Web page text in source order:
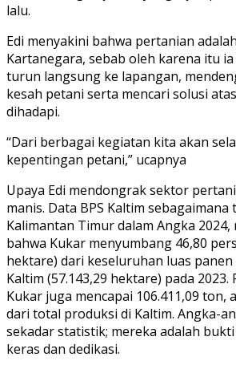
lalu.
Edi menyakini bahwa pertanian
Kartanegara, sebab oleh karena itu
turun langsung ke lapangan,
kesah petani serta mencari solusi
dihadapi.
“Dari berbagai kegiatan kita akan
kepentingan petani,” ucapnya
Upaya Edi mendongrak sektor
manis. Data BPS Kaltim
Kalimantan Timur dalam Angka
bahwa Kukar menyumbang 46,80
hektare) dari keseluruhan luas panen
Kaltim (57.143,29 hektare) pada 2023.
Kukar juga mencapai 106.411,09 ton,
dari total produksi di Kaltim. Angka-
sekadar statistik; mereka adalah
keras dan dedikasi.